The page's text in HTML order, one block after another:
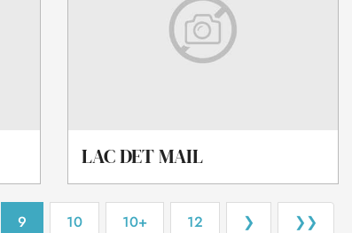
LAC DET MAIL
9 10 10+ 12 ❯ ❯❯